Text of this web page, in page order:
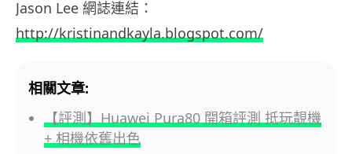
Jason Lee 網誌連結：
http://kristinandkayla.blogspot.com/
相關文章:
【評測】Huawei Pura80 開箱評測 抵玩靚機
+ 相機依舊出色